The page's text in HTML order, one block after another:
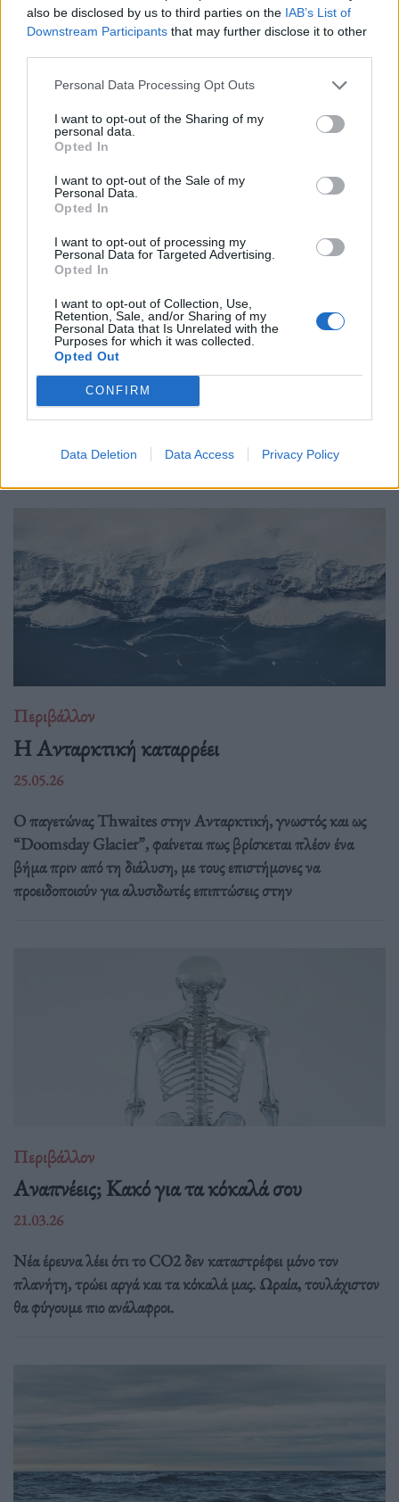
also be disclosed by us to third parties on the IAB’s List of
Downstream Participants that may further disclose it to other
Personal Data Processing Opt Outs
I want to opt-out of the Sharing of my
personal data.
Opted In
I want to opt-out of the Sale of my
Personal Data.
Opted In
I want to opt-out of processing my
Personal Data for Targeted Advertising.
Opted In
I want to opt-out of Collection, Use,
Retention, Sale, and/or Sharing of my
Personal Data that Is Unrelated with the
Purposes for which it was collected.
Opted Out
CONFIRM
Data Deletion Data Access Privacy Policy
στο Google News
Newsroom
Ετικέτες :Γαύδος,Μαθητές,Περιβάλλον, Τέλενδος
Δείτε επίσης
Περιβάλλον
Η Ανταρκτική καταρρέει
25.05.26
Ο παγετώνας Thwaites στην Ανταρκτική, γνωστός και ως
“Doomsday Glacier”, φαίνεται πως βρίσκεται πλέον ένα
βήμα πριν από τη διάλυση, με τους επιστήμονες να
προειδοποιούν για αλυσιδωτές επιπτώσεις στην
Περιβάλλον
Αναπνέεις; Κακό για τα κόκαλά σου
21.03.26
Νέα έρευνα λέει ότι το CO2 δεν καταστρέφει μόνο τον
πλανήτη, τρώει αργά και τα κόκαλά μας. Ωραία, τουλάχιστον
θα φύγουμε πιο ανάλαφροι.